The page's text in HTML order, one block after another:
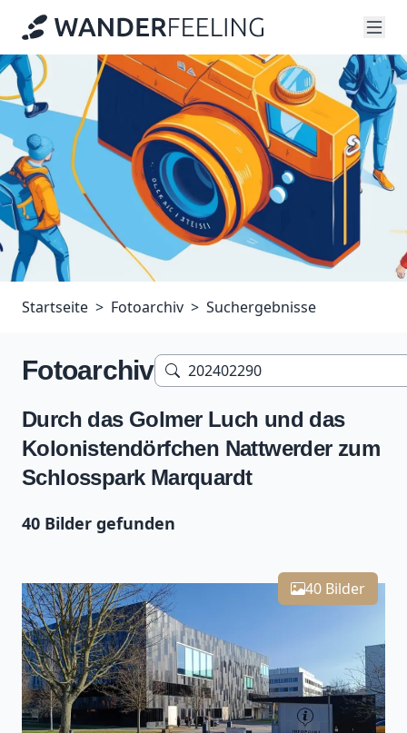
Startseite Fotoarchiv Suchergebnisse
Fotoarchiv
Durch das Golmer Luch und das
Kolonistendörfchen Nattwerder zum
Schlosspark Marquardt
40 Bilder gefunden
Zoomen mit Strg+Mausrad
+
−
40 Bilder